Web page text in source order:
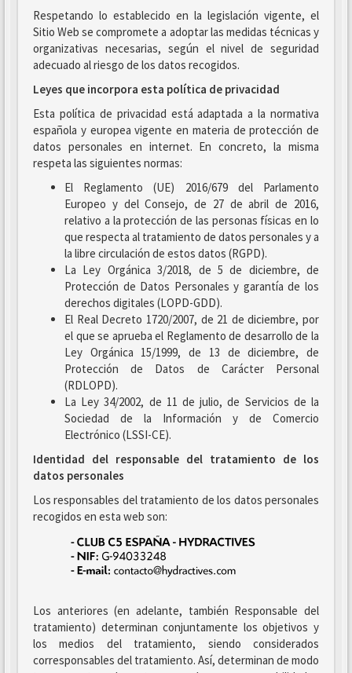
Respetando lo establecido en la legislación vigente, el
Sitio Web se compromete a adoptar las medidas técnicas y
organizativas necesarias, según el nivel de seguridad
adecuado al riesgo de los datos recogidos.
Leyes que incorpora esta política de privacidad
Esta política de privacidad está adaptada a la normativa
española y europea vigente en materia de protección de
datos personales en internet. En concreto, la misma
respeta las siguientes normas:
El Reglamento (UE) 2016/679 del Parlamento
Europeo y del Consejo, de 27 de abril de 2016,
relativo a la protección de las personas físicas en lo
que respecta al tratamiento de datos personales y a
la libre circulación de estos datos (RGPD).
La Ley Orgánica 3/2018, de 5 de diciembre, de
Protección de Datos Personales y garantía de los
derechos digitales (LOPD-GDD).
El Real Decreto 1720/2007, de 21 de diciembre, por
el que se aprueba el Reglamento de desarrollo de la
Ley Orgánica 15/1999, de 13 de diciembre, de
Protección de Datos de Carácter Personal
(RDLOPD).
La Ley 34/2002, de 11 de julio, de Servicios de la
Sociedad de la Información y de Comercio
Electrónico (LSSI-CE).
Identidad del responsable del tratamiento de los
datos personales
Los responsables del tratamiento de los datos personales
recogidos en esta web son:
Los anteriores (en adelante, también Responsable del
tratamiento) determinan conjuntamente los objetivos y
los medios del tratamiento, siendo considerados
corresponsables del tratamiento. Así, determinan de modo